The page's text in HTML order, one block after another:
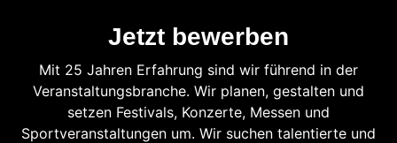
Jetzt bewerben
Mit 25 Jahren Erfahrung sind wir führend in der
Veranstaltungsbranche. Wir planen, gestalten und
setzen Festivals, Konzerte, Messen und
Sportveranstaltungen um. Wir suchen talentierte und